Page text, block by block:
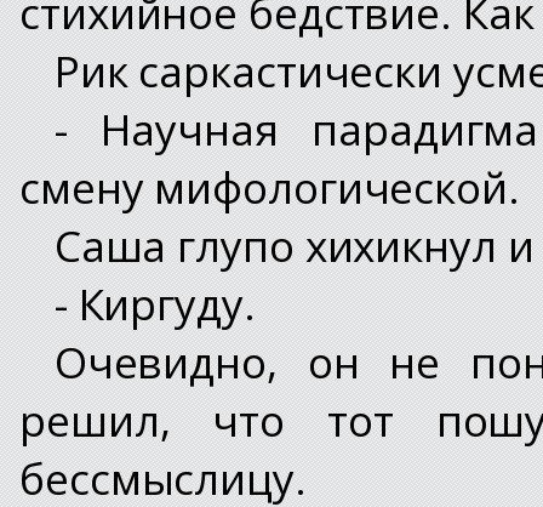
Рик саркастически
- Научная
смену мифологической.
Саша глупо хихикнул и
- Киргуду.
Очевидно, он не
решил, что тот
бессмыслицу.